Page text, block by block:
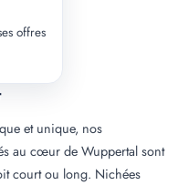
et unique, nos
au cœur de Wuppertal sont
court ou long. Nichées
offres